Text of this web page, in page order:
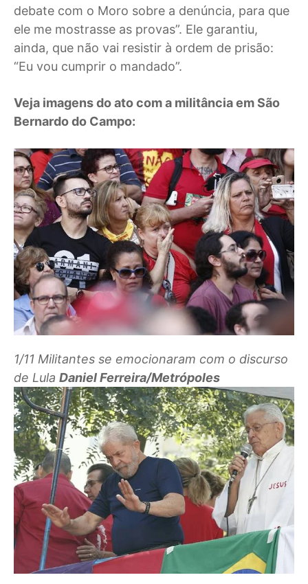
debate com o Moro sobre a denúncia, para que
ele me mostrasse as provas”. Ele garantiu,
ainda, que não vai resistir à ordem de prisão:
“Eu vou cumprir o mandado”.
Veja imagens do ato com a militância em São
Bernardo do Campo:
1/11 Militantes se emocionaram com o discurso
de Lula Daniel Ferreira/Metrópoles